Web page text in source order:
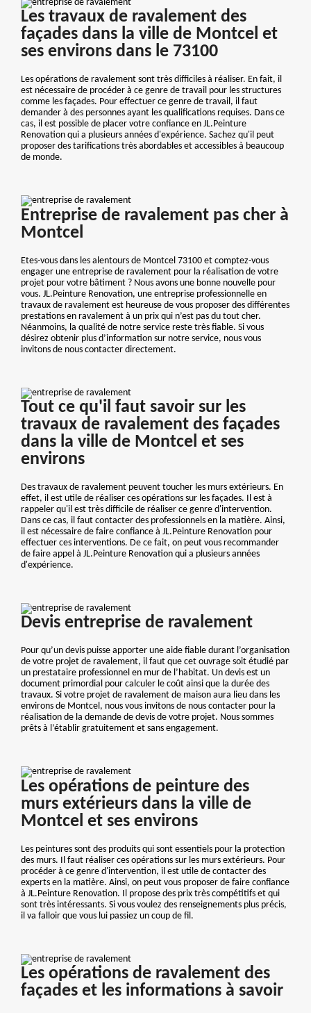
Les travaux de ravalement des
façades dans la ville de Montcel et
ses environs dans le 73100
Les opérations de ravalement sont très difficiles à réaliser. En fait, il
est nécessaire de procéder à ce genre de travail pour les structures
comme les façades. Pour effectuer ce genre de travail, il faut
demander à des personnes ayant les qualifications requises. Dans ce
cas, il est possible de placer votre confiance en JL.Peinture
Renovation qui a plusieurs années d'expérience. Sachez qu'il peut
proposer des tarifications très abordables et accessibles à beaucoup
de monde.
Entreprise de ravalement pas cher à
Montcel
Etes-vous dans les alentours de Montcel 73100 et comptez-vous
engager une entreprise de ravalement pour la réalisation de votre
projet pour votre bâtiment ? Nous avons une bonne nouvelle pour
vous. JL.Peinture Renovation, une entreprise professionnelle en
travaux de ravalement est heureuse de vous proposer des différentes
prestations en ravalement à un prix qui n’est pas du tout cher.
Néanmoins, la qualité de notre service reste très fiable. Si vous
désirez obtenir plus d’information sur notre service, nous vous
invitons de nous contacter directement.
Tout ce qu'il faut savoir sur les
travaux de ravalement des façades
dans la ville de Montcel et ses
environs
Des travaux de ravalement peuvent toucher les murs extérieurs. En
effet, il est utile de réaliser ces opérations sur les façades. Il est à
rappeler qu'il est très difficile de réaliser ce genre d'intervention.
Dans ce cas, il faut contacter des professionnels en la matière. Ainsi,
il est nécessaire de faire confiance à JL.Peinture Renovation pour
effectuer ces interventions. De ce fait, on peut vous recommander
de faire appel à JL.Peinture Renovation qui a plusieurs années
d'expérience.
Devis entreprise de ravalement
Pour qu’un devis puisse apporter une aide fiable durant l’organisation
de votre projet de ravalement, il faut que cet ouvrage soit étudié par
un prestataire professionnel en mur de l’habitat. Un devis est un
document primordial pour calculer le coût ainsi que la durée des
travaux. Si votre projet de ravalement de maison aura lieu dans les
environs de Montcel, nous vous invitons de nous contacter pour la
réalisation de la demande de devis de votre projet. Nous sommes
prêts à l’établir gratuitement et sans engagement.
Les opérations de peinture des
murs extérieurs dans la ville de
Montcel et ses environs
Les peintures sont des produits qui sont essentiels pour la protection
des murs. Il faut réaliser ces opérations sur les murs extérieurs. Pour
procéder à ce genre d'intervention, il est utile de contacter des
experts en la matière. Ainsi, on peut vous proposer de faire confiance
à JL.Peinture Renovation. Il propose des prix très compétitifs et qui
sont très intéressants. Si vous voulez des renseignements plus précis,
il va falloir que vous lui passiez un coup de fil.
Les opérations de ravalement des
façades et les informations à savoir